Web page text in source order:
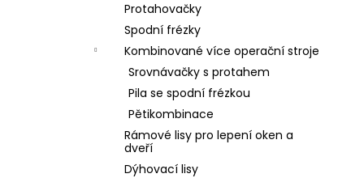
Protahovačky
Spodní frézky
Kombinované více operační stroje
Srovnávačky s protahem
Pila se spodní frézkou
Pětikombinace
Rámové lisy pro lepení oken a
dveří
Dýhovací lisy